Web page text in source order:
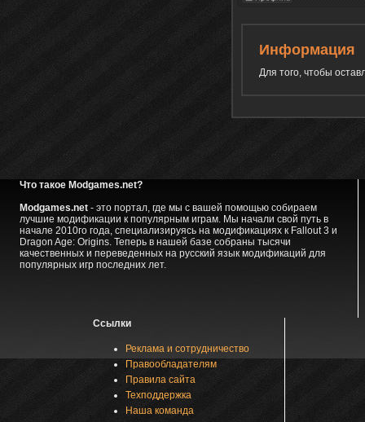
Информация
Для того, чтобы
Что такое Modgames.net?
Modgames.net- это портал, где мы с вашей помощью собираем
лучшие модификации к популярным играм. Мы начали свой путь в
начале 2010го года, специализируясь на модификациях к Fallout 3 и
Dragon Age: Origins. Теперь в нашей базе собраны тысячи
качественных и переведенных на русский язык модификаций для
популярных игр последних лет.
Ссылки
Реклама и сотрудничество
Правообладателям
Правила сайта
Техподдержка
Наша команда